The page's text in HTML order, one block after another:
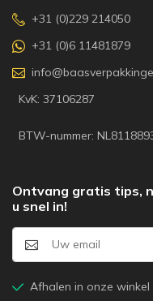
+31 (0)229 214050
+31 (0)6 11481879
KvK: 37106287
BTW-nummer:
Ontvang gratis tips,
u snel in!
Afhalen in onze winkel